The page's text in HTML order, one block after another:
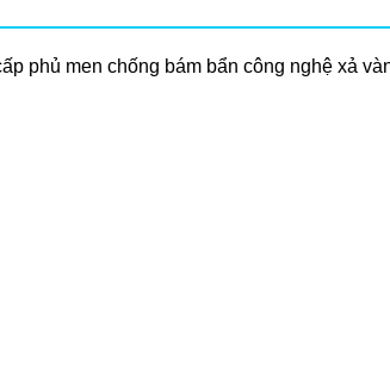
phủ men chống bám bẩn công nghệ xả